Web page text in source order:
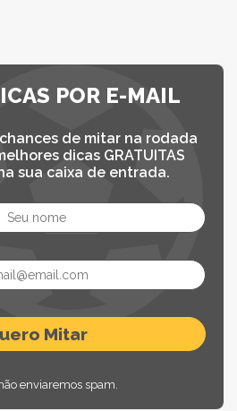
POR E-MAIL
de mitar na rodada
dicas GRATUITAS
sua caixa de entrada.
enviaremos spam.